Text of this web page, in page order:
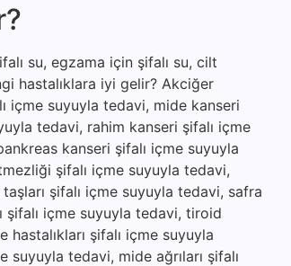
su, egzama için şifalı su, cilt
hastalıklara iyi gelir? Akciğer
içme suyuyla tedavi, mide kanseri
tedavi, rahim kanseri şifalı içme
kanseri şifalı içme suyuyla
şifalı içme suyuyla tedavi,
şifalı içme suyuyla tedavi, safra
şifalı içme suyuyla tedavi, tiroid
şifalı içme suyuyla
tedavi, mide ağrıları şifalı